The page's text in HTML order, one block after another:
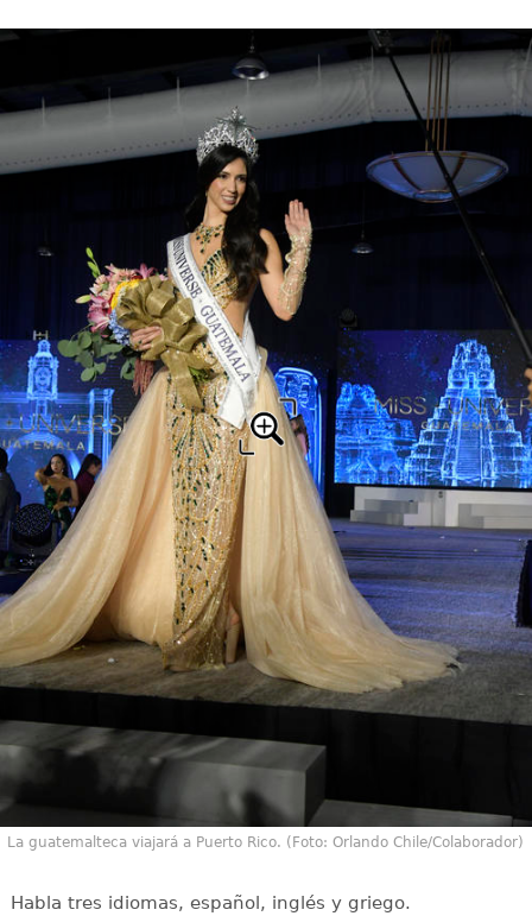
La guatemalteca viajará a Puerto Rico. (Foto: Orlando Chile/Colaborador)
Habla tres idiomas, español, inglés y griego.